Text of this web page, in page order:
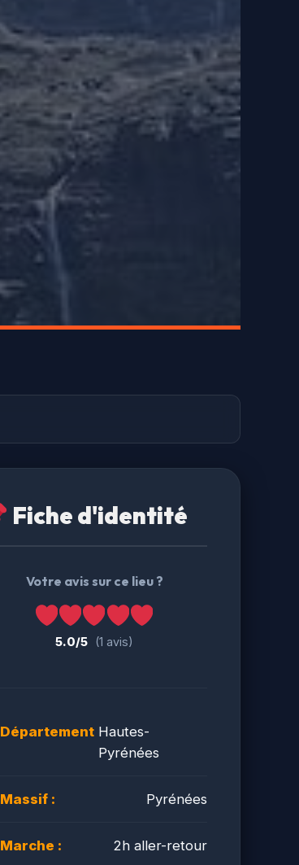
Fiche d'identité
Votre avis sur ce lieu ?
5.0/5 (1 avis)
Département Hautes-
Pyrénées
Massif : Pyrénées
Marche : 2h aller-retour